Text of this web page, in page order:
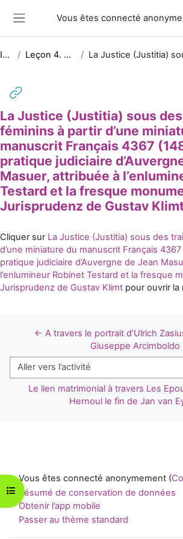
Vous êtes connecté
Ouvrir l’index du cours
Iconologie juridique Leçon 4. La symbolique juridique / La représentation de la justice et des sources du droit
La Justice (Justitia) sous
féminins à partir d’une
manuscrit Français 4367
pratique judiciaire
Masuer, attribuée à
Testard et la fresque
Jurisprudenz de Gustav
Cliquer sur La Justice (Justitia) sous des
d’une miniature du manuscrit Français
pratique judiciaire d’Auvergne de Jean
l’enlumineur Robinet Testard et la fresque
Jurisprudenz de Gustav Klimt pour ouvrir la
← A travers le portrait d’Ulrich
Giuseppe Arcimboldo
Aller vers l’activité
Le lien matrimonial à travers Les
Hernoul le fin de Jan van
Vous êtes connecté anonymement (
Résumé de conservation de données
Obtenir l’app mobile
Passer au thème standard